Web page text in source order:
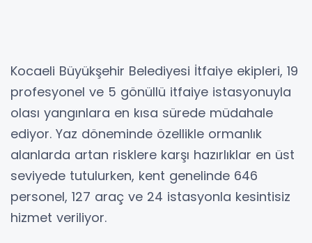
Kocaeli Büyükşehir Belediyesi İtfaiye ekipleri, 19
profesyonel ve 5 gönüllü itfaiye istasyonuyla
olası yangınlara en kısa sürede müdahale
ediyor. Yaz döneminde özellikle ormanlık
alanlarda artan risklere karşı hazırlıklar en üst
seviyede tutulurken, kent genelinde 646
personel, 127 araç ve 24 istasyonla kesintisiz
hizmet veriliyor.